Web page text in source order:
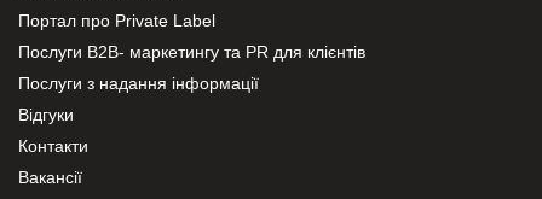
Портал про Private Label
Послуги В2В- маркетингу та PR для клієнтів
Послуги з надання інформації
Відгуки
Контакти
Вакансії